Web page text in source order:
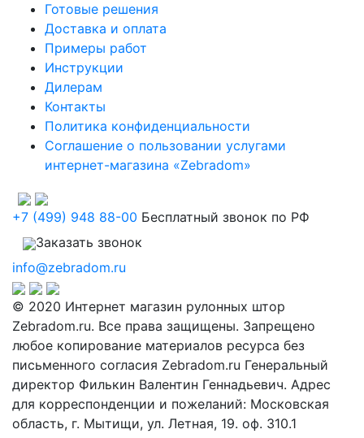
Готовые решения
Доставка и оплата
Примеры работ
Инструкции
Дилерам
Контакты
Политика конфиденциальности
Соглашение о пользовании услугами
интернет-магазина «Zebradom»
+7 (499) 948 88-00 Бесплатный звонок по РФ
Заказать звонок
info@zebradom.ru
© 2020 Интернет магазин рулонных штор
Zebradom.ru. Все права защищены. Запрещено
любое копирование материалов ресурса без
письменного согласия Zebradom.ru Генеральный
директор Филькин Валентин Геннадьевич. Адрес
для корреспонденции и пожеланий: Московская
область, г. Мытищи, ул. Летная, 19. оф. 310.1